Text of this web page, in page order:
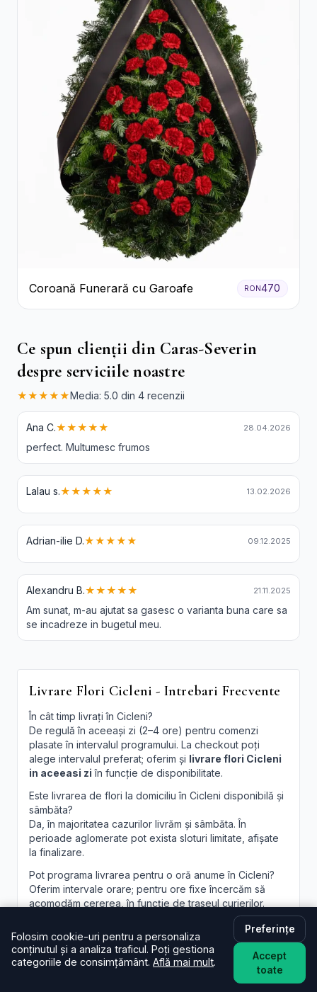
Coroană Funerară cu Garoafe RON470
Ce spun clienții din Caras-Severin
despre serviciile noastre
★★★★★Media: 5.0 din 4 recenzii
Ana C.★★★★★ 28.04.2026
perfect. Multumesc frumos
Lalau s.★★★★★ 13.02.2026
Adrian-ilie D.★★★★★ 09.12.2025
Alexandru B.★★★★★ 21.11.2025
Am sunat, m-au ajutat sa gasesc o varianta buna care sa
se incadreze in bugetul meu.
Livrare Flori Cicleni - Intrebari Frecvente
În cât timp livrați în Cicleni?
De regulă în aceeași zi (2–4 ore) pentru comenzi
plasate în intervalul programului. La checkout poți
alege intervalul preferat; oferim și livrare flori Cicleni
in aceeasi zi în funcție de disponibilitate.
Este livrarea de flori la domiciliu în Cicleni disponibilă și
sâmbăta?
Da, în majoritatea cazurilor livrăm și sâmbăta. În
perioade aglomerate pot exista sloturi limitate, afișate
la finalizare.
Pot programa livrarea pentru o oră anume în Cicleni?
Oferim intervale orare; pentru ore fixe încercăm să
acomodăm cererea, în funcție de traseul curierilor.
Desigur. Felicitarea este inclusă; scrie mesajul dorit în
câmpul dedicat, iar noi îl vom imprima lizibil. Realizăm și
aranjamente florale Ciclenipersonalizate, la cerere.
Folosim cookie-uri pentru a personaliza
conținutul și a analiza traficul. Poți gestiona
categoriile de consimțământ. Află mai mult.
Preferințe
Accept
toate